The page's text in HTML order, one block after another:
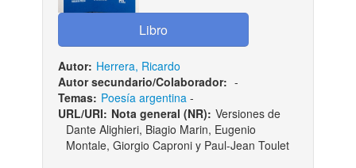
Autor: Herrera, Ricardo
Autor secundario/Colaborador: -
Temas: Poesía argentina-
URL/URI: Nota general (NR): Versiones de
Dante Alighieri, Biagio Marin, Eugenio
Montale, Giorgio Caproni y Paul-Jean Toulet